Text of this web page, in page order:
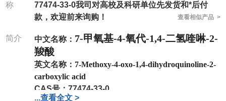
称
77474-33-0我司对高校及科研单位先发货和*后付
款，欢迎前来询购！
查看相似产品 >
简介 中文名称： 7-甲氧基-4-氧代-1,4-二氢喹啉-2-
羧酸
英文名称： 7-Methoxy-4-oxo-1,4-dihydroquinoline-2-
carboxylic acid
CAS号： 77474-33-0
...查看全文 >